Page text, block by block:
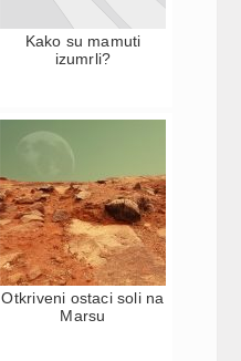
Kako su mamuti
izumrli?
Otkriveni ostaci soli na
Marsu